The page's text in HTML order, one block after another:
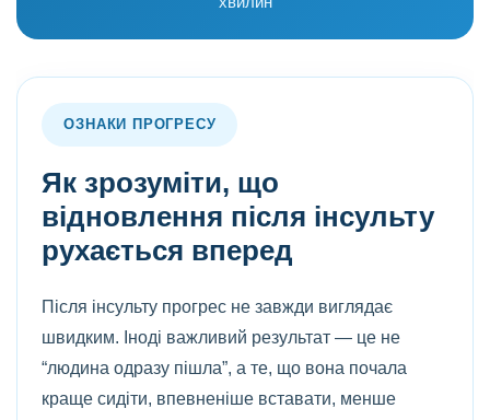
ОЗНАКИ ПРОГРЕСУ
Як зрозуміти, що
відновлення після інсульту
рухається вперед
Після інсульту прогрес не завжди виглядає
швидким. Іноді важливий результат — це не
“людина одразу пішла”, а те, що вона почала
краще сидіти, впевненіше вставати, менше